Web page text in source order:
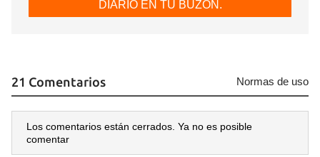
INICIAR SESIÓN CANCELAR
DIARIO EN TU BUZÓN.
21 Comentarios Normas de uso
Los comentarios están cerrados. Ya no es posible
comentar